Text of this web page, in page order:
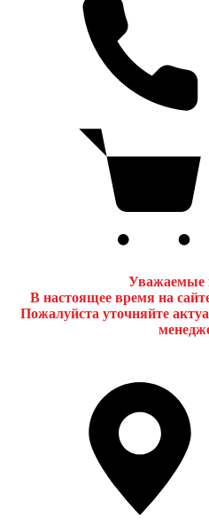
Уважаемые
В настоящее время на
Пожалуйста уточняйте